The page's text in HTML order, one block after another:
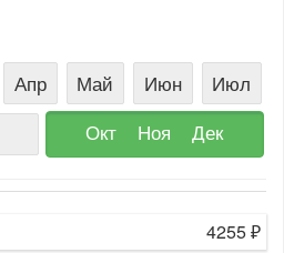
Апр Май Июн
Июл
Окт Ноя Дек
4255₽